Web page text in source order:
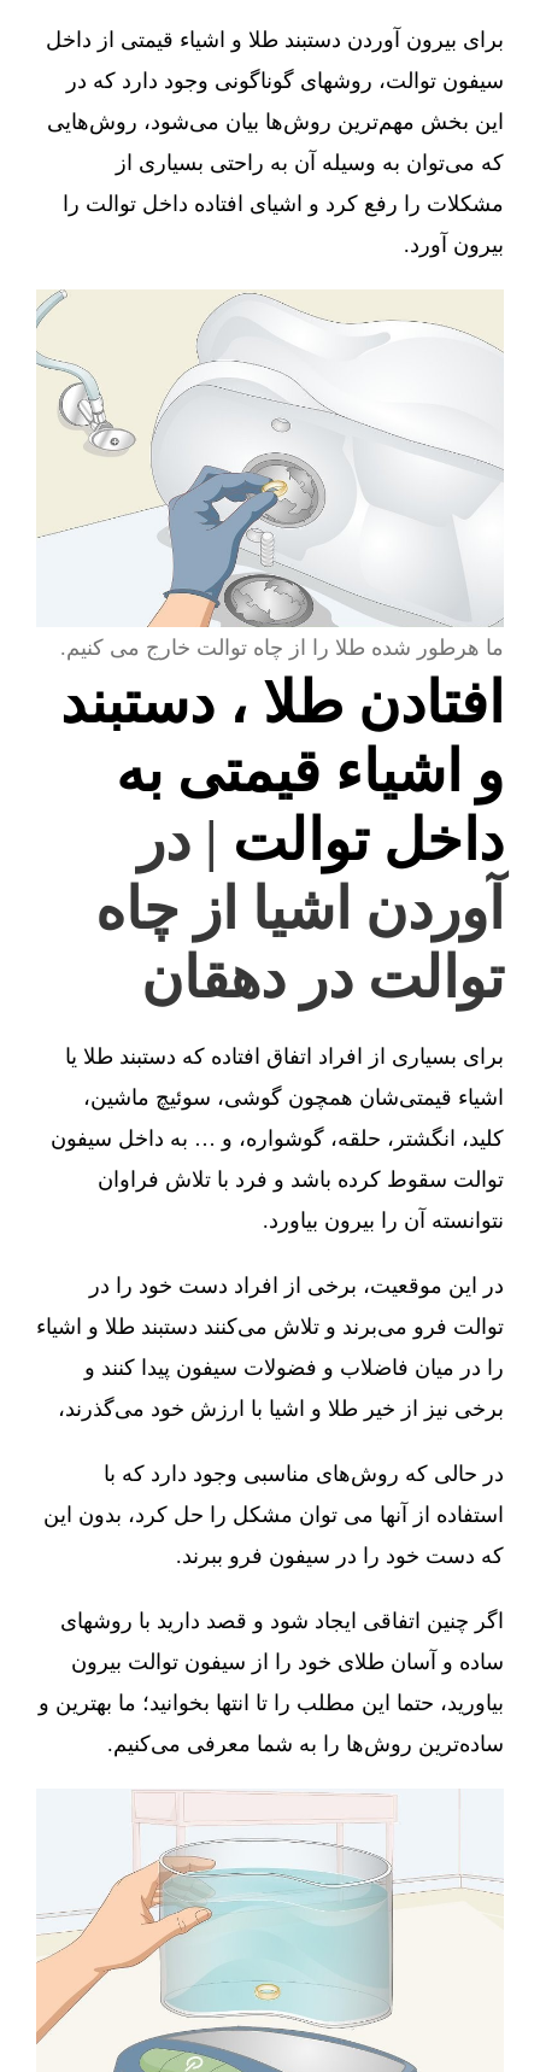
برای بیرون آوردن دستبند طلا و اشیاء قیمتی از داخل
سیفون توالت، روشهای گوناگونی وجود دارد که در
این بخش مهم‌ترین روش‌ها بیان می‌شود، روش‌هایی
که می‌توان به وسیله آن به راحتی بسیاری از
مشکلات را رفع کرد و اشیای افتاده داخل توالت را
بیرون آورد.
ما هرطور شده طلا را از چاه توالت خارج می کنیم.
افتادن طلا ، دستبند
و اشیاء قیمتی به
داخل توالت | در
آوردن اشیا از چاه
توالت در دهقان
برای بسیاری از افراد اتفاق افتاده که دستبند طلا یا
اشیاء قیمتی‌شان همچون گوشی، سوئیچ ماشین،
کلید، انگشتر، حلقه، گوشواره، و … به داخل سیفون
توالت سقوط کرده باشد و فرد با تلاش فراوان
نتوانسته آن را بیرون بیاورد.
در این موقعیت، برخی از افراد دست خود را در
توالت فرو می‌برند و تلاش می‌کنند دستبند طلا و اشیاء
را در میان فاضلاب و فضولات سیفون پیدا کنند و
برخی نیز از خیر طلا و اشیا با ارزش خود می‌گذرند،
در حالی که روش‌های مناسبی وجود دارد که با
استفاده از آنها می توان مشکل را حل کرد، بدون این
که دست خود را در سیفون فرو ببرند.
اگر چنین اتفاقی ایجاد شود و قصد دارید با روشهای
ساده و آسان طلای خود را از سیفون توالت بیرون
بیاورید، حتما این مطلب را تا انتها بخوانید؛ ما بهترین و
ساده‌ترین روش‌ها را به شما معرفی می‌کنیم.